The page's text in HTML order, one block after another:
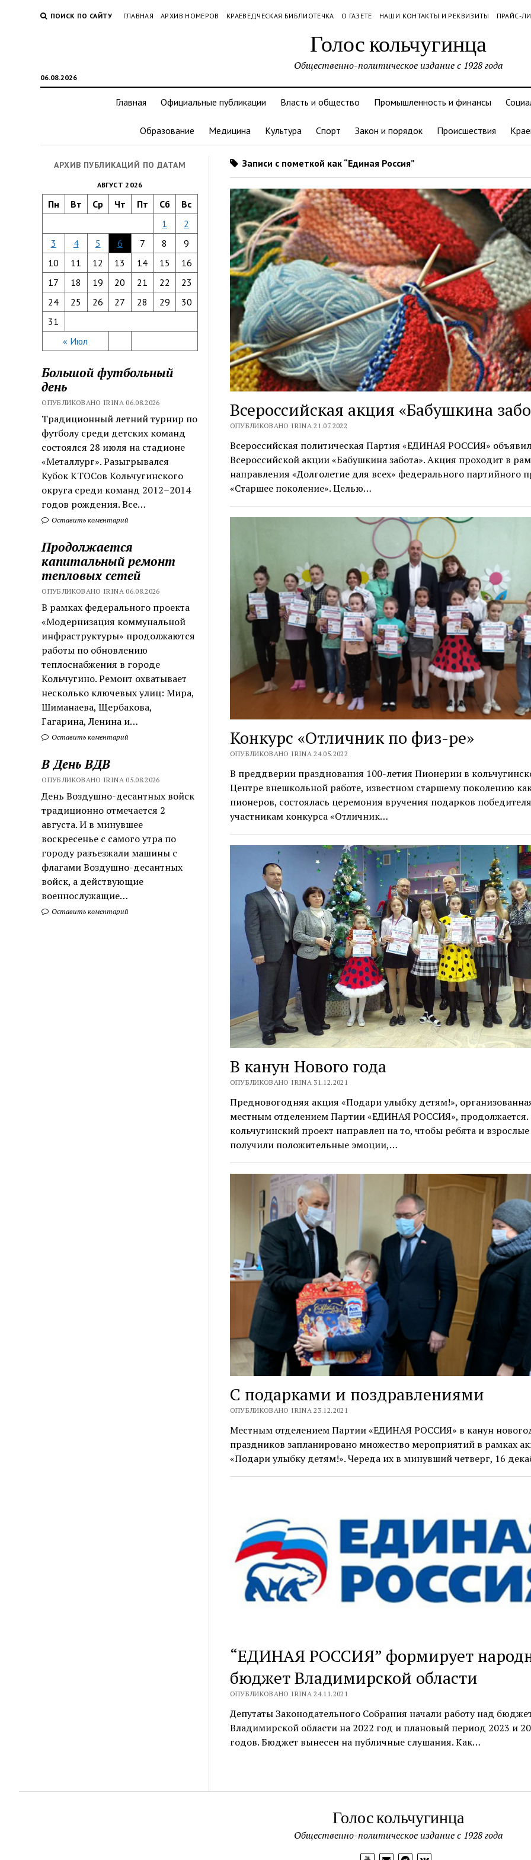
ПОИСК ПО САЙТУ ГЛАВНАЯ АРХИВ НОМЕРОВ КРАЕВЕДЧЕСКАЯ БИБЛИОТЕЧКА О ГАЗЕТЕ НАШИ КОНТАКТЫ И РЕКВИЗИТЫ ПРАЙС-
Голос кольчугинца
06.08.2026
Общественно-политическое издание с 1928 года
Главная Официальные публикации Власть и общество Промышленность и финансы
Образование Медицина Культура Спорт Закон и порядок Происшествия
АРХИВ ПУБЛИКАЦИЙ ПО ДАТАМ
АВГУСТ 2026
Пн Вт Ср Чт Пт Сб Вс
« Июл
1
2
3
4 5 6 7 8
9
10
11 12 13 14 15
16
17
18 19 20 21 22
23
24
25 26 27 28 29
30
31
Большой футбольный
день
ОПУБЛИКОВАНО IRINA 06.08.2026
Традиционный летний турнир по
футболу среди детских команд
состоялся 28 июля на стадионе
«Металлург». Разыгрывался
Кубок КТОСов Кольчугинского
округа среди команд 2012–2014
годов рождения. Все…
Оставить коментарий
Продолжается
капитальный ремонт
тепловых сетей
ОПУБЛИКОВАНО IRINA 06.08.2026
В рамках федерального проекта
«Модернизация коммунальной
инфраструктуры» продолжаются
работы по обновлению
теплоснабжения в городе
Кольчугино. Ремонт охватывает
несколько ключевых улиц: Мира,
Шиманаева, Щербакова,
Гагарина, Ленина и…
Оставить коментарий
В День ВДВ
ОПУБЛИКОВАНО IRINA 05.08.2026
День Воздушно-десантных войск
традиционно отмечается 2
августа. И в минувшее
воскресенье с самого утра по
городу разъезжали машины с
флагами Воздушно-десантных
войск, а действующие
военнослужащие…
Оставить коментарий
Записи с пометкой как “Единая Россия”
Всероссийская акция «Бабушкина
ОПУБЛИКОВАНО IRINA 21.07.2022
Всероссийская политическая Партия «ЕДИНАЯ РОССИЯ»
Всероссийской акции «Бабушкина забота». Акция проходит в
направления «Долголетие для всех» федерального партийного
«Старшее поколение». Целью…
Конкурс «Отличник по физ-ре»
ОПУБЛИКОВАНО IRINA 24.05.2022
В преддверии празднования 100-летия Пионерии в
Центре внешкольной работе, известном старшему поколению
пионеров, состоялась церемония вручения подарков
участникам конкурса «Отличник…
В канун Нового года
ОПУБЛИКОВАНО IRINA 31.12.2021
Предновогодняя акция «Подари улыбку детям!»,
местным отделением Партии «ЕДИНАЯ РОССИЯ», продолжается.
кольчугинский проект направлен на то, чтобы ребята и взрослые
получили положительные эмоции,…
С подарками и поздравлениями
ОПУБЛИКОВАНО IRINA 23.12.2021
Местным отделением Партии «ЕДИНАЯ РОССИЯ» в канун
праздников запланировано множество мероприятий в рамках
«Подари улыбку детям!». Череда их в минувший четверг, 16
“ЕДИНАЯ РОССИЯ” формирует
бюджет Владимирской области
ОПУБЛИКОВАНО IRINA 24.11.2021
Депутаты Законодательного Собрания начали работу над
Владимирской области на 2022 год и плановый период 2023 и
годов. Бюджет вынесен на публичные слушания. Как…
Голос кольчугинца
Общественно-политическое издание с 1928 года